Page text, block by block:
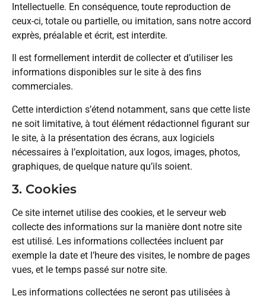
Intellectuelle. En conséquence, toute reproduction de
ceux-ci, totale ou partielle, ou imitation, sans notre accord
exprès, préalable et écrit, est interdite.
Il est formellement interdit de collecter et d’utiliser les
informations disponibles sur le site à des fins
commerciales.
Cette interdiction s’étend notamment, sans que cette liste
ne soit limitative, à tout élément rédactionnel figurant sur
le site, à la présentation des écrans, aux logiciels
nécessaires à l’exploitation, aux logos, images, photos,
graphiques, de quelque nature qu’ils soient.
3. Cookies
Ce site internet utilise des cookies, et le serveur web
collecte des informations sur la manière dont notre site
est utilisé. Les informations collectées incluent par
exemple la date et l’heure des visites, le nombre de pages
vues, et le temps passé sur notre site.
Les informations collectées ne seront pas utilisées à